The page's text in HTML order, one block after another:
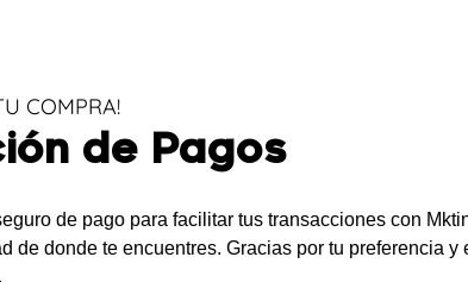
COMPRA!
de Pagos
de pago para facilitar tus transacciones con
de donde te encuentres. Gracias por tu preferencia y